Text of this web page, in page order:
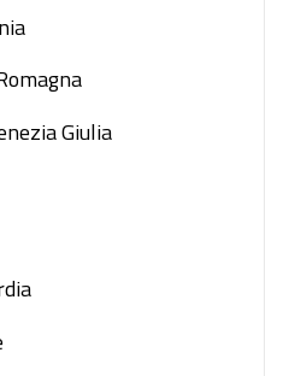
Giulia